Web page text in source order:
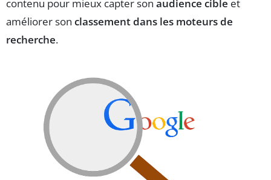
contenu pour mieux capter son audience cible et
améliorer son classement dans les moteurs de
recherche.